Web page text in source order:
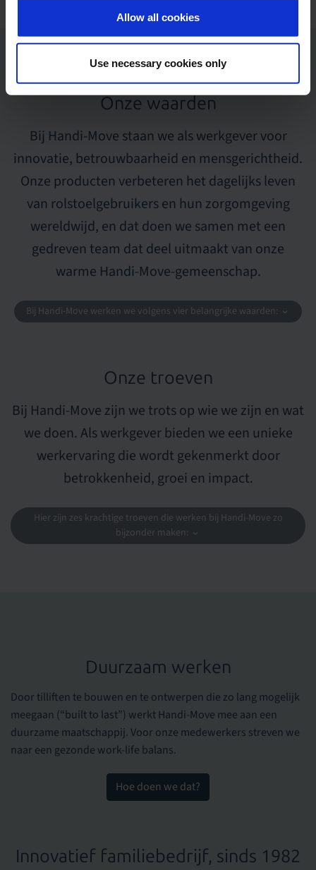
Allow all cookies
Use necessary cookies only
Onze waarden
Bij Handi-Move staan we als werkgever voor
innovatie, betrouwbaarheid en mensgerichtheid.
Onze producten verbeteren het dagelijks leven
van rolstoelgebruikers en hun zorgomgeving
wereldwijd, en dat doen we samen met een
gedreven team dat deel uitmaakt van onze
warme Handi-Move-gemeenschap.
Bij Handi-Move werken we volgens vier belangrijke waarden:
Onze troeven
Bij Handi-Move zijn we trots op wie we zijn en wat
we doen. Als werkgever bieden we een unieke
werkervaring die wordt gekenmerkt door
betrokkenheid, groei en impact.
Hier zijn zes krachtige troeven die werken bij Handi-Move zo
bijzonder maken:
Duurzaam werken
Door tilliften te bouwen en te ontwerpen die zo lang mogelijk
meegaan (“built to last”) werkt Handi-Move mee aan een
duurzame maatschappij. Voor onze medewerkers streven we
naar een gezonde work-life balans.
Hoe doen we dat?
Innovatief familiebedrijf, sinds 1982